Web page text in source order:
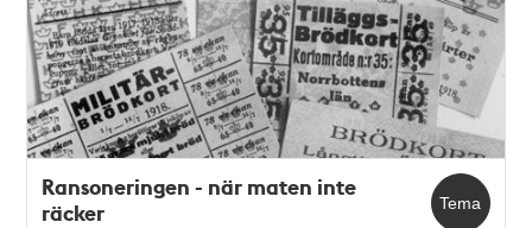
Tema
Ransoneringen - när maten inte
räcker